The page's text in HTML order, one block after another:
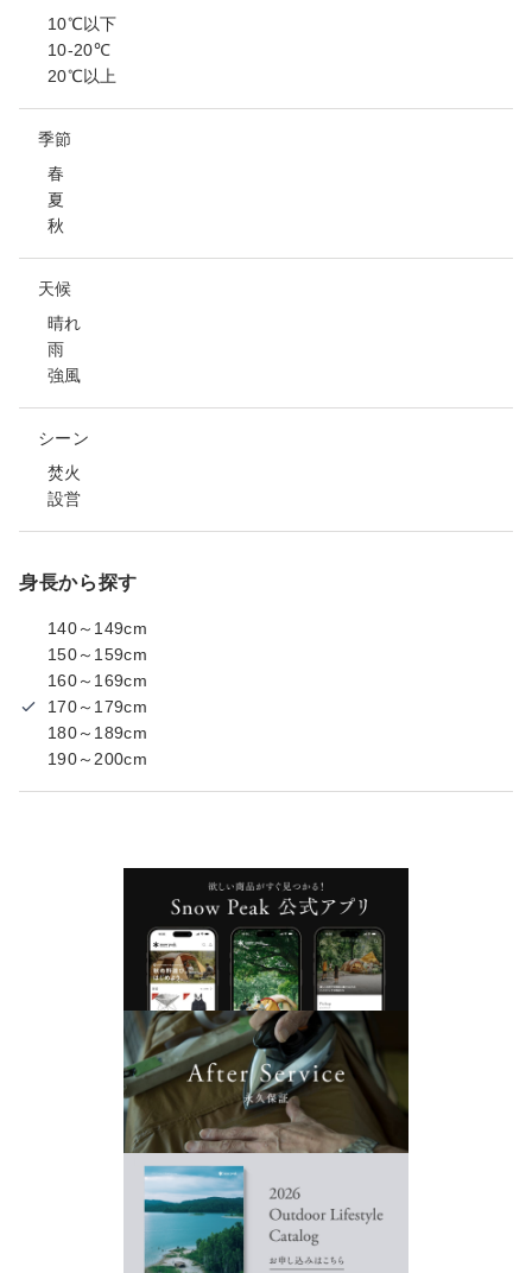
10℃以下
10-20℃
20℃以上
季節
春
夏
秋
天候
晴れ
雨
強風
シーン
焚火
設営
身長から探す
140～149cm
150～159cm
160～169cm
170～179cm
180～189cm
190～200cm